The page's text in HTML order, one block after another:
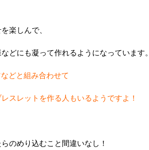
楽しんで、
どにも凝って作れるようになっています。
どと組み合わせて
スレットを作る人もいるようですよ！
のめり込むこと間違いなし！